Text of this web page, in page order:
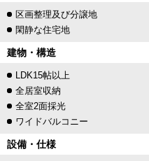
区画整理及び分譲地
閑静な住宅地
建物・構造
LDK15帖以上
全居室収納
全室2面採光
ワイドバルコニー
設備・仕様